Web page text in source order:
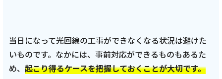
ご利用約款・重要事項説明書
プライバシーポリシー
当日になって光回線の工事ができなくなる状況は避けた
いものです。なかには、事前対応ができるものもあるた
め、 起こり得るケースを把握しておくことが大切です。